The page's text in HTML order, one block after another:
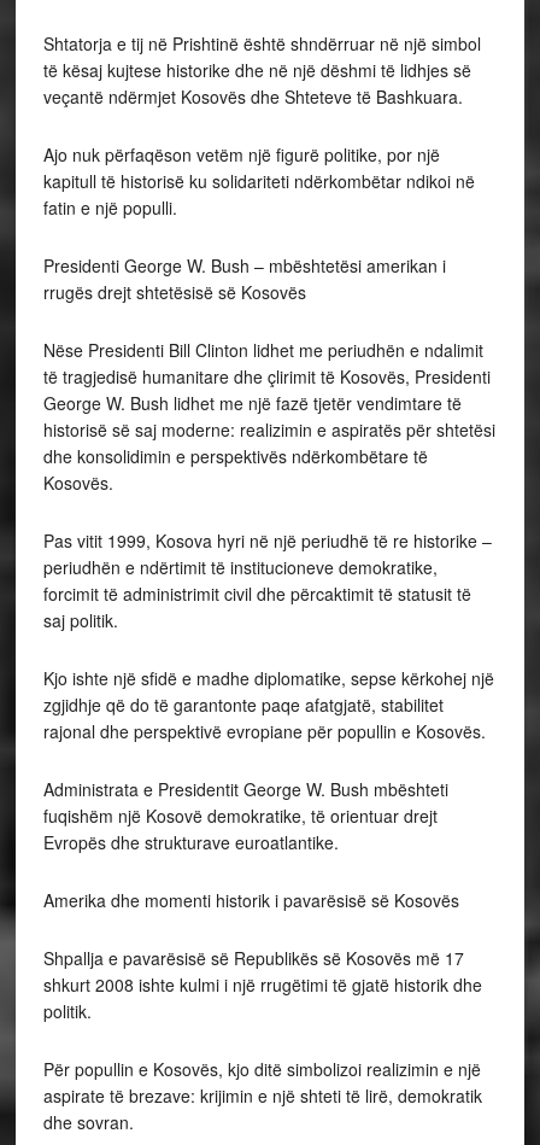
Shtatorja e tij në Prishtinë është shndërruar në një simbol
të kësaj kujtese historike dhe në një dëshmi të lidhjes së
veçantë ndërmjet Kosovës dhe Shteteve të Bashkuara.
Ajo nuk përfaqëson vetëm një figurë politike, por një
kapitull të historisë ku solidariteti ndërkombëtar ndikoi në
fatin e një populli.
Presidenti George W. Bush – mbështetësi amerikan i
rrugës drejt shtetësisë së Kosovës
Nëse Presidenti Bill Clinton lidhet me periudhën e ndalimit
të tragjedisë humanitare dhe çlirimit të Kosovës, Presidenti
George W. Bush lidhet me një fazë tjetër vendimtare të
historisë së saj moderne: realizimin e aspiratës për shtetësi
dhe konsolidimin e perspektivës ndërkombëtare të
Kosovës.
Pas vitit 1999, Kosova hyri në një periudhë të re historike –
periudhën e ndërtimit të institucioneve demokratike,
forcimit të administrimit civil dhe përcaktimit të statusit të
saj politik.
Kjo ishte një sfidë e madhe diplomatike, sepse kërkohej një
zgjidhje që do të garantonte paqe afatgjatë, stabilitet
rajonal dhe perspektivë evropiane për popullin e Kosovës.
Administrata e Presidentit George W. Bush mbështeti
fuqishëm një Kosovë demokratike, të orientuar drejt
Evropës dhe strukturave euroatlantike.
Amerika dhe momenti historik i pavarësisë së Kosovës
Shpallja e pavarësisë së Republikës së Kosovës më 17
shkurt 2008 ishte kulmi i një rrugëtimi të gjatë historik dhe
politik.
Për popullin e Kosovës, kjo ditë simbolizoi realizimin e një
aspirate të brezave: krijimin e një shteti të lirë, demokratik
dhe sovran.